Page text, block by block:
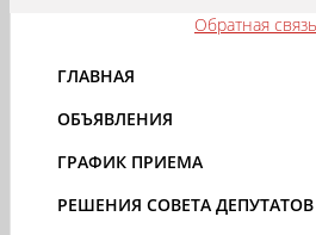
Обратная связь
ГЛАВНАЯ
ОБЪЯВЛЕНИЯ
ГРАФИК ПРИЕМА
РЕШЕНИЯ СОВЕТА ДЕПУТАТОВ